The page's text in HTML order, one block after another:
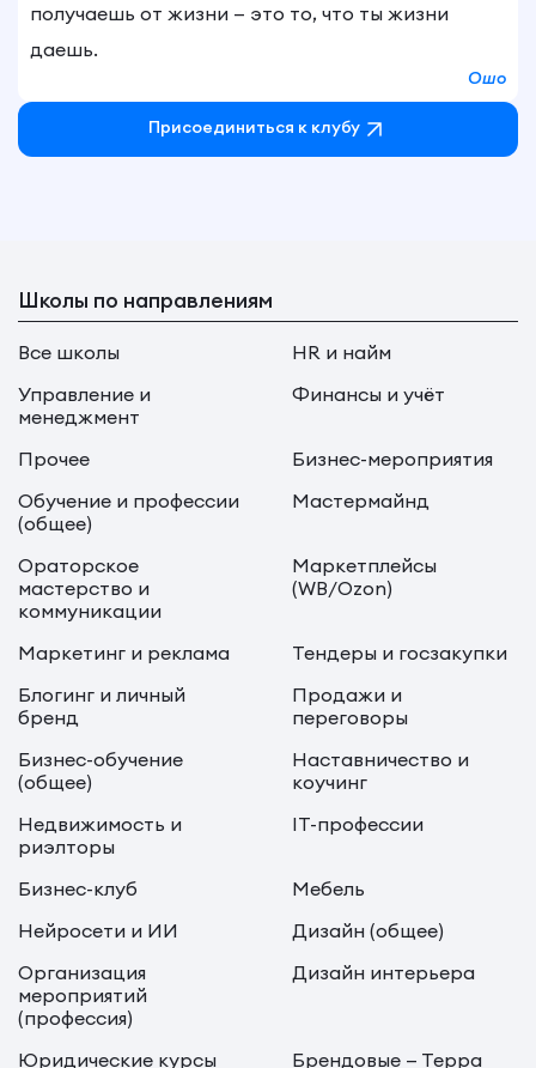
получаешь от жизни — это то, что ты жизни
даешь.
Ошо
Присоединиться к клубу
Школы по направлениям
Все школы
HR и найм
Управление и
менеджмент
Финансы и учёт
Прочее
Бизнес-мероприятия
Обучение и профессии
(общее)
Мастермайнд
Ораторское
мастерство и
коммуникации
Маркетплейсы
(WB/Ozon)
Маркетинг и реклама
Тендеры и госзакупки
Блогинг и личный
бренд
Продажи и
переговоры
Бизнес-обучение
(общее)
Наставничество и
коучинг
Недвижимость и
риэлторы
IT-профессии
Бизнес-клуб
Мебель
Нейросети и ИИ
Дизайн (общее)
Организация
мероприятий
(профессия)
Дизайн интерьера
Юридические курсы
Брендовые — Терра